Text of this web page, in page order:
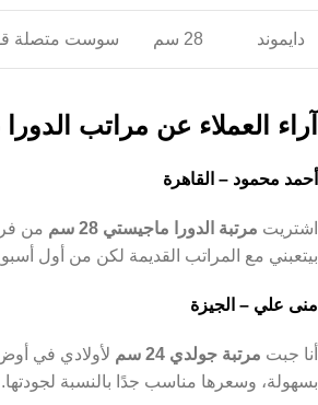
دايموند 28 سم سوست متصلة
آراء العملاء عن مراتب الدورا 2025
أحمد محمود – القاهرة
اشتريت مرتبة الدورا ماجيستي 28 سم
من
بيتعبني مع المراتب القديمة لكن من أول
منى علي – الجيزة
أنا جبت مرتبة جولدي 24 سم
لأولادي في أوض
بسهولة، وسعرها مناسب جدًا بالنسبة